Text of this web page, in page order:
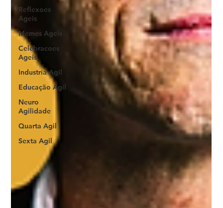
Reflexoes
Ageis
Memes Ageis
Celebracoes
Ageis
Industria Agil
Educação Ágil
Neuro
Agilidade
Quarta Agil
Sexta Agil